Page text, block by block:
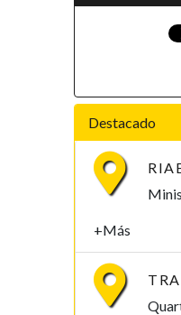
Destacado
+Más